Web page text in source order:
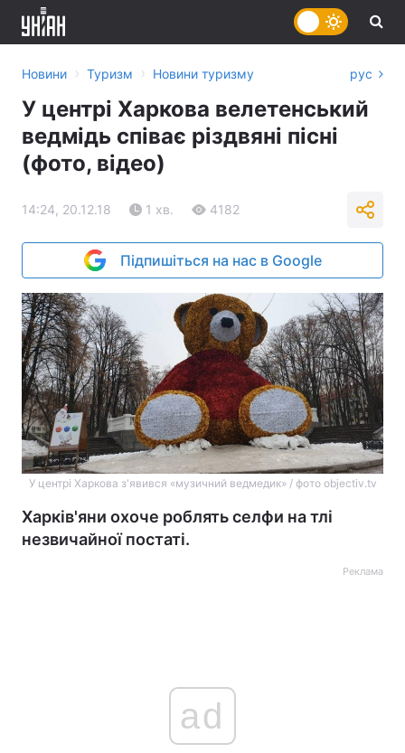
Новини › Туризм › Новини туризму рус
У центрі Харкова велетенський
ведмідь співає різдвяні пісні
(фото, відео)
14:24, 20.12.18 1 хв. 4182
Підпишіться на нас в Google
У центрі Харкова з'явився «музичний ведмедик» / фото objectiv.tv
Харків'яни охоче роблять селфи на тлі
незвичайної постаті.
Реклама
ad